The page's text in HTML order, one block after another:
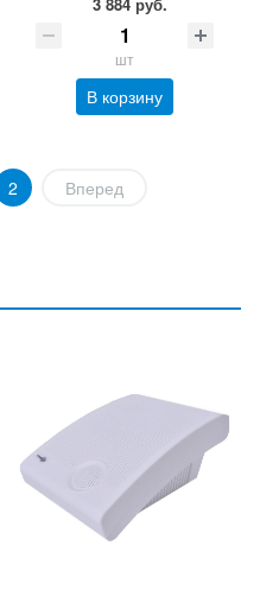
шт
В корзину
2 Вперед